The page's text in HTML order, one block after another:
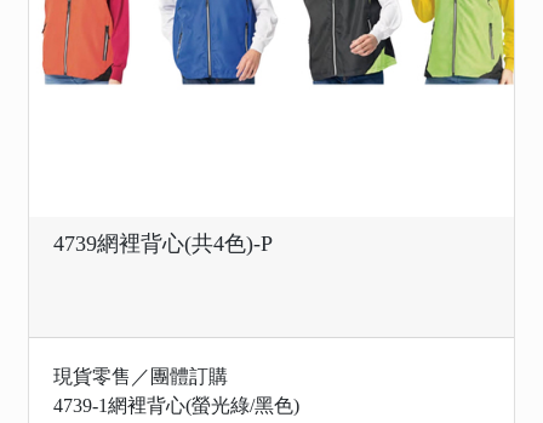
4739網裡背心(共4色)-P
現貨零售／團體訂購
4739-1網裡背心(螢光綠/黑色)